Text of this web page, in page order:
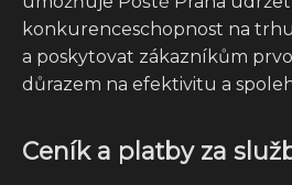
konkurenceschopnost na
a poskytovat zákazníkům
důrazem na efektivitu a
Ceník a platby za